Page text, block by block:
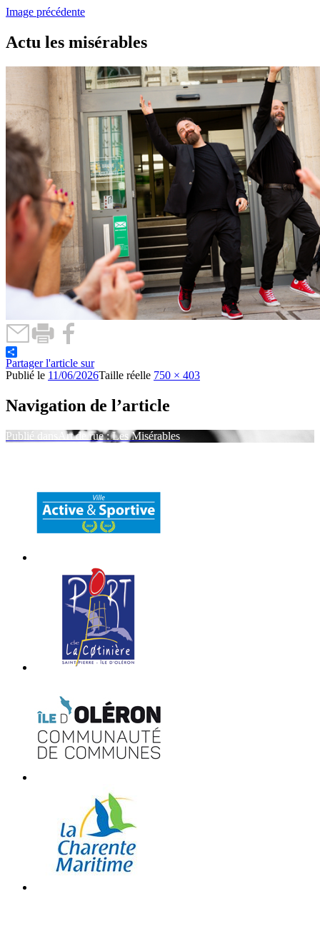
Image précédente
Actu les misérables
Partager l'article sur
Publié le 11/06/2026Taille réelle 750 × 403
Navigation de l’article
Publié dans Art de rue : Les Misérables